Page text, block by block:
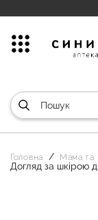
Головна Мама та
Догляд за шкірою